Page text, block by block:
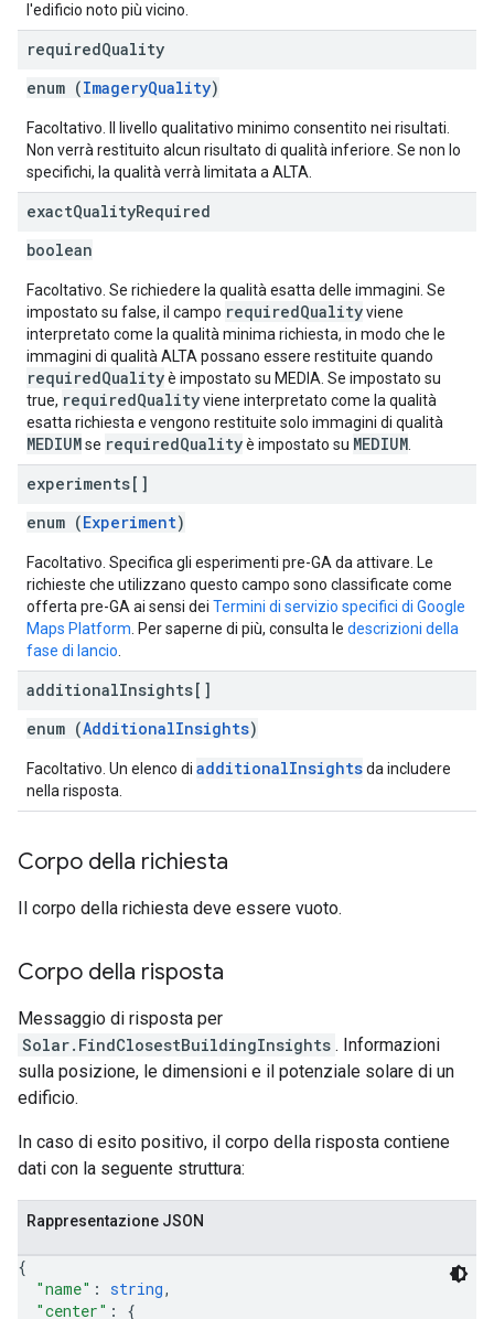
l'edificio noto più vicino.
requiredQuality
enum (ImageryQuality)
Facoltativo. Il livello qualitativo minimo consentito nei risultati.
Non verrà restituito alcun risultato di qualità inferiore. Se non lo
specifichi, la qualità verrà limitata a ALTA.
exactQualityRequired
boolean
Facoltativo. Se richiedere la qualità esatta delle immagini. Se
impostato su false, il campo requiredQualityviene
interpretato come la qualità minima richiesta, in modo che le
immagini di qualità ALTA possano essere restituite quando
requiredQualityè impostato su MEDIA. Se impostato su
true, requiredQualityviene interpretato come la qualità
esatta richiesta e vengono restituite solo immagini di qualità
MEDIUMse requiredQualityè impostato su MEDIUM
experiments[]
enum (Experiment)
Facoltativo. Specifica gli esperimenti pre-GA da attivare. Le
richieste che utilizzano questo campo sono classificate come
offerta pre-GA ai sensi dei Termini di servizio specifici di Google
Maps Platform . Per saperne di più, consulta le descrizioni della
fase di lancio
additionalInsights[]
enum (AdditionalInsights)
Facoltativo. Un elenco di additionalInsightsda includere
nella risposta.
Corpo della richiesta
Il corpo della richiesta deve essere vuoto.
Corpo della risposta
Messaggio di risposta per
Solar.FindClosestBuildingInsights . Informazioni
sulla posizione, le dimensioni e il potenziale solare di un
edificio.
In caso di esito positivo, il corpo della risposta contiene
dati con la seguente struttura:
Rappresentazione JSON
{
"name" : string,
"center" : {